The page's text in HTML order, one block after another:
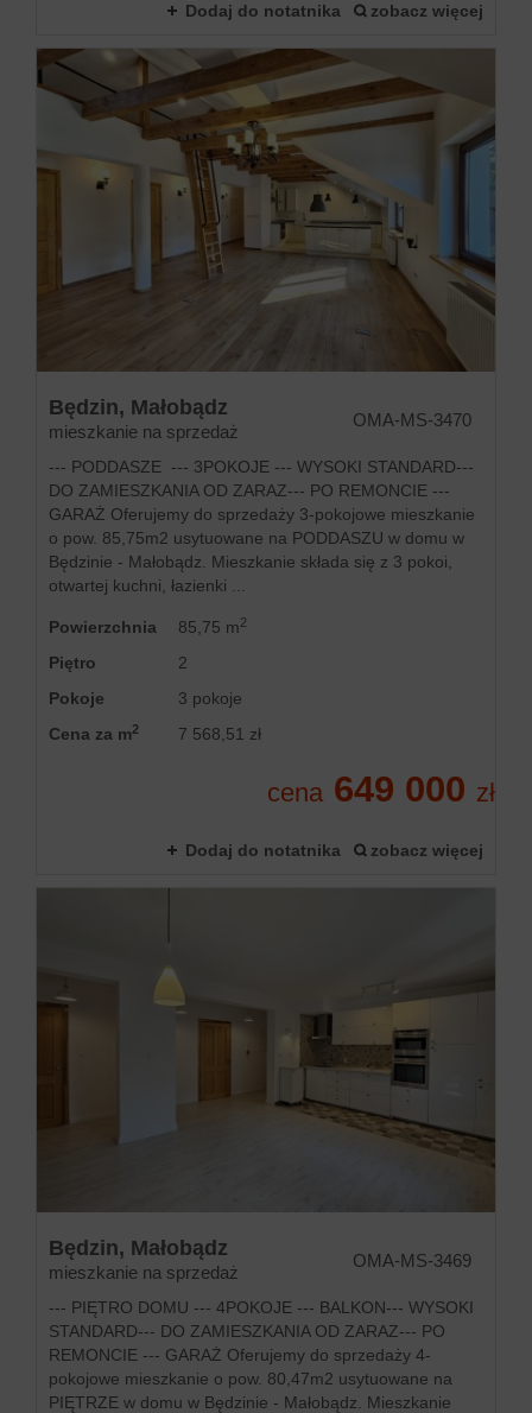
Dodaj do notatnika zobacz więcej
Będzin, Małobądz
mieszkanie na sprzedaż
OMA-MS-3470
--- PODDASZE --- 3POKOJE --- WYSOKI STANDARD---
DO ZAMIESZKANIA OD ZARAZ--- PO REMONCIE ---
GARAŻ Oferujemy do sprzedaży 3-pokojowe mieszkanie
o pow. 85,75m2 usytuowane na PODDASZU w domu w
Będzinie - Małobądz. Mieszkanie składa się z 3 pokoi,
otwartej kuchni, łazienki ...
Powierzchnia 85,75 m2
Piętro
2
Pokoje
3 pokoje
Cena za m2 7 568,51 zł
cena 649 000 zł
Dodaj do notatnika zobacz więcej
Będzin, Małobądz
mieszkanie na sprzedaż
OMA-MS-3469
--- PIĘTRO DOMU --- 4POKOJE --- BALKON--- WYSOKI
STANDARD--- DO ZAMIESZKANIA OD ZARAZ--- PO
REMONCIE --- GARAŻ Oferujemy do sprzedaży 4-
pokojowe mieszkanie o pow. 80,47m2 usytuowane na
PIĘTRZE w domu w Będzinie - Małobądz. Mieszkanie